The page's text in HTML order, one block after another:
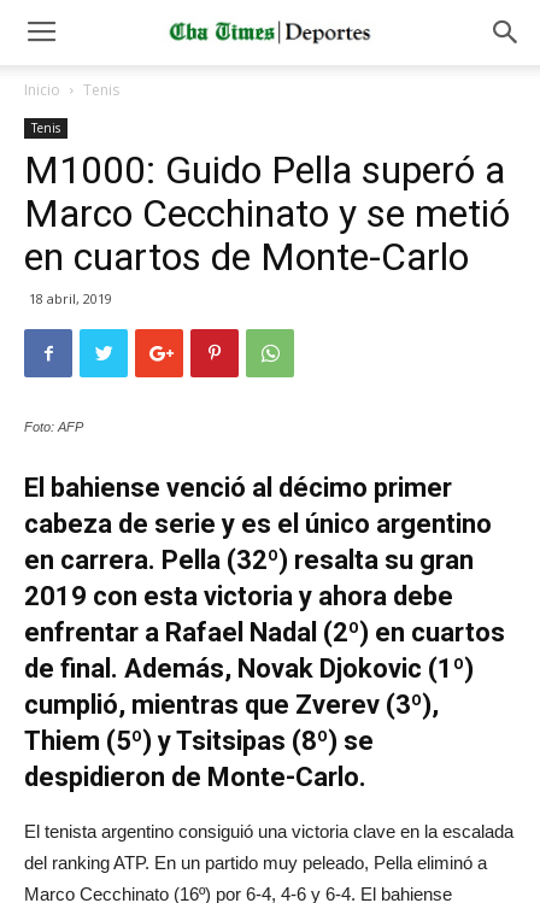
Inicio Tenis
Tenis
M1000: Guido Pella superó a
Marco Cecchinato y se metió
en cuartos de Monte-Carlo
18 abril, 2019
Foto: AFP
El bahiense venció al décimo primer
cabeza de serie y es el único argentino
en carrera. Pella (32º) resalta su gran
2019 con esta victoria y ahora debe
enfrentar a Rafael Nadal (2º) en cuartos
de final. Además, Novak Djokovic (1º)
cumplió, mientras que Zverev (3º),
Thiem (5º) y Tsitsipas (8º) se
despidieron de Monte-Carlo.
El tenista argentino consiguió una victoria clave en la escalada
del ranking ATP. En un partido muy peleado, Pella eliminó a
Marco Cecchinato (16º) por 6-4, 4-6 y 6-4. El bahiense